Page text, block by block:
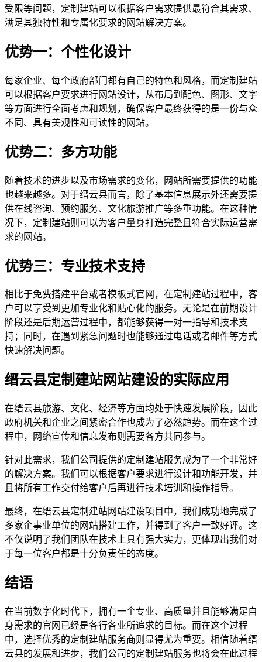
受限等问题，定制建站可以根据客户需求提供最符合其需求、
满足其独特性和专属化要求的网站解决方案。
优势一：个性化设计
每家企业、每个政府部门都有自己的特色和风格，而定制建站
可以根据客户要求进行网站设计，从布局到配色、图形、文字
等方面进行全面考虑和规划，确保客户最终获得的是一份与众
不同、具有美观性和可读性的网站。
优势二：多方功能
随着技术的进步以及市场需求的变化，网站所需要提供的功能
也越来越多。对于缙云县而言，除了基本信息展示外还需要提
供在线咨询、预约服务、文化旅游推广等多重功能。在这种情
况下，定制建站则可以为客户量身打造完整且符合实际运营需
求的网站。
优势三：专业技术支持
相比于免费搭建平台或者模板式官网，在定制建站过程中，客
户可以享受到更加专业化和贴心化的服务。无论是在前期设计
阶段还是后期运营过程中，都能够获得一对一指导和技术支
持；同时，在遇到紧急问题时也能够通过电话或者邮件等方式
快速解决问题。
缙云县定制建站网站建设的实际应用
在缙云县旅游、文化、经济等方面均处于快速发展阶段，因此
政府机关和企业之间紧密合作也成为了必然趋势。而在这个过
程中，网络宣传和信息发布则需要各方共同参与。
针对此需求，我们公司提供的定制建站服务成为了一个非常好
的解决方案。我们可以根据客户要求进行设计和功能开发，并
且将所有工作交付给客户后再进行技术培训和操作指导。
最终，在缙云县定制建站网站建设项目中，我们成功地完成了
多家企事业单位的网站搭建工作，并得到了客户一致好评。这
不仅说明了我们团队在技术上具有强大实力，更体现出我们对
于每一位客户都是十分负责任的态度。
结语
在当前数字化时代下，拥有一个专业、高质量并且能够满足自
身需求的官网已经是各行各业所追求的目标。而在这个过程
中，选择优秀的定制建站服务商则显得尤为重要。相信随着缙
云县的发展和进步，我们公司的定制建站服务也将会在此过程